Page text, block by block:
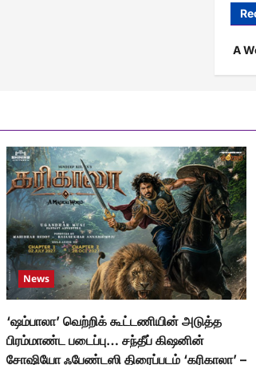
A
News
‘ஷம்பாலா’ வெற்றிக் கூட்டணியின் அடுத்த
பிரம்மாண்ட படைப்பு… சந்தீப் கிஷனின்
சோஷியோ ஃபேண்டஸி திரைப்படம் ‘கரிகாலா’ –